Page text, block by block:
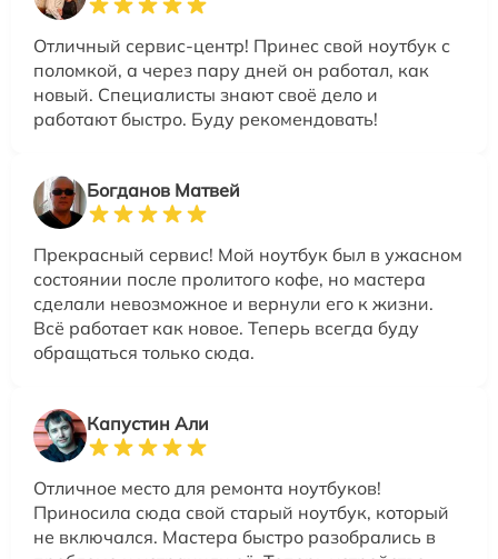
Отличный сервис-центр! Принес свой ноутбук с
поломкой, а через пару дней он работал, как
новый. Специалисты знают своё дело и
работают быстро. Буду рекомендовать!
Богданов Матвей
Прекрасный сервис! Мой ноутбук был в ужасном
состоянии после пролитого кофе, но мастера
сделали невозможное и вернули его к жизни.
Всё работает как новое. Теперь всегда буду
обращаться только сюда.
Капустин Али
Отличное место для ремонта ноутбуков!
Приносила сюда свой старый ноутбук, который
не включался. Мастера быстро разобрались в